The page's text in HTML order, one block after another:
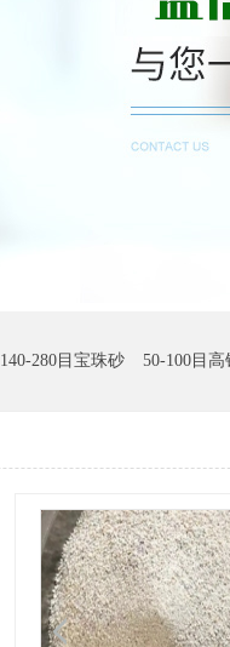
140-280目宝珠砂 50-100目